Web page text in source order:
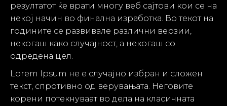
резултатот ќе врати многу веб сајтови кои се на
некој начин во финална изработка. Во текот на
годините се развивале различни верзии,
некогаш како случајност, а некогаш со
одредена цел.
Lorem Ipsum не е случајно избран и сложен
текст, спротивно од верувањата. Неговите
корени потекнуваат во дела на класичната